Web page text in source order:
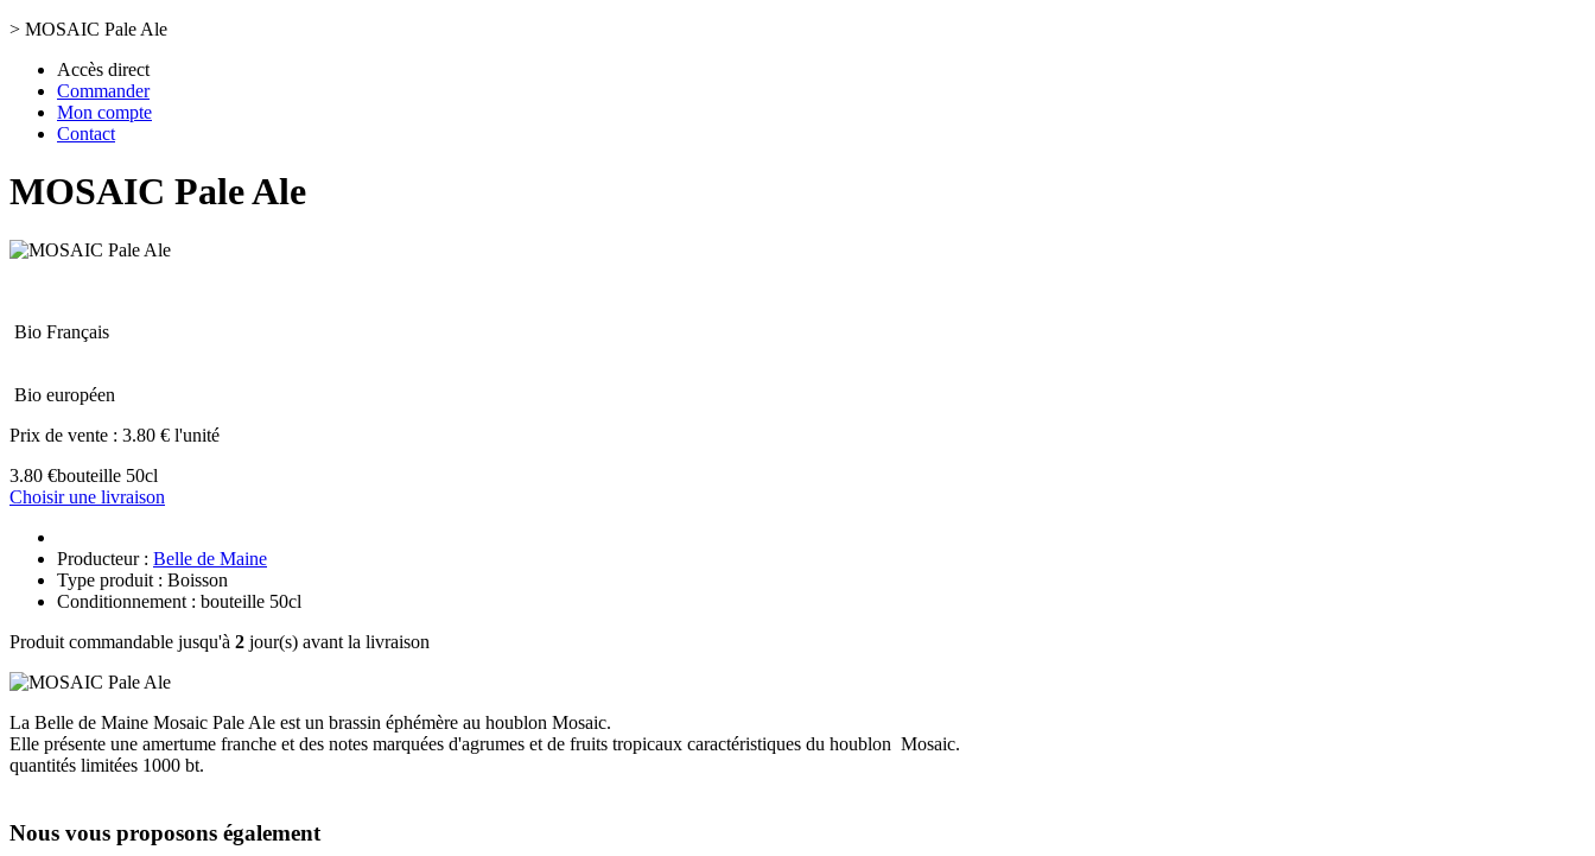
> MOSAIC Pale Ale
Accès direct
Commander
Mon compte
Contact
MOSAIC Pale Ale
Bio Français
Bio européen
Prix de vente : 3.80 € l'unité
3.80 €bouteille 50cl
Choisir une livraison
Producteur : Belle de Maine
Type produit : Boisson
Conditionnement : bouteille 50cl
Produit commandable jusqu'à 2 jour(s) avant la livraison
La Belle de Maine Mosaic Pale Ale est un brassin éphémère au houblon Mosaic.
Elle présente une amertume franche et des notes marquées d'agrumes et de fruits tropicaux caractéristiques du houblon Mosaic.
quantités limitées 1000 bt.
Nous vous proposons également